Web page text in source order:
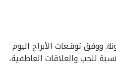
ووفق توقـعات الأبراج اليوم
للحب والعلاقات العاطفية،